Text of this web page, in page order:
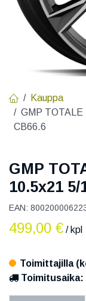
Kauppa
GMP TOTALE
CB66.6
GMP
10.5x21 5/
EAN:
499,00 € / kpl
Toimittajilla
Toimitusaika: